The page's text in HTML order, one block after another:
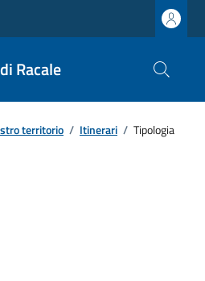
Racale
territorio / Itinerari / Tipologia